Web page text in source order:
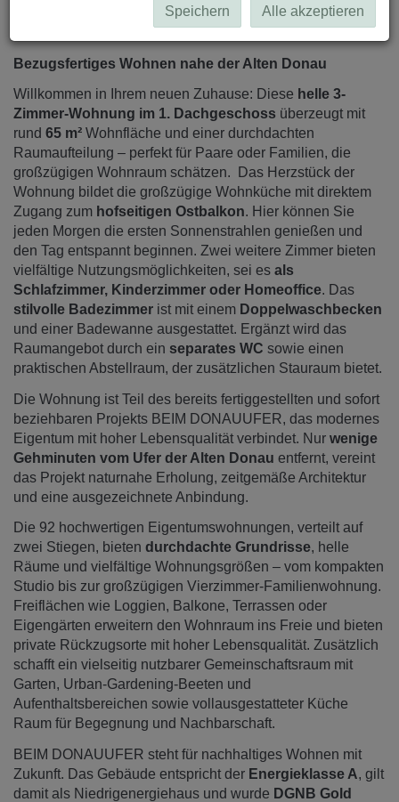
Beschreibung
Bezugsfertiges Wohnen nahe der Alten Donau
Willkommen in Ihrem neuen Zuhause: Diese helle 3-
Zimmer-Wohnung im 1. Dachgeschoss überzeugt mit
rund 65 m² Wohnfläche und einer durchdachten
Raumaufteilung – perfekt für Paare oder Familien, die
großzügigen Wohnraum schätzen. Das Herzstück der
Wohnung bildet die großzügige Wohnküche mit direktem
Zugang zum hofseitigen Ostbalkon. Hier können Sie
jeden Morgen die ersten Sonnenstrahlen genießen und
den Tag entspannt beginnen. Zwei weitere Zimmer bieten
vielfältige Nutzungsmöglichkeiten, sei es als
Schlafzimmer, Kinderzimmer oder Homeoffice. Das
stilvolle Badezimmer ist mit einem Doppelwaschbecken
und einer Badewanne ausgestattet. Ergänzt wird das
Raumangebot durch ein separates WC sowie einen
praktischen Abstellraum, der zusätzlichen Stauraum bietet.
Die Wohnung ist Teil des bereits fertiggestellten und sofort
beziehbaren Projekts BEIM DONAUUFER, das modernes
Eigentum mit hoher Lebensqualität verbindet. Nur wenige
Gehminuten vom Ufer der Alten Donau entfernt, vereint
das Projekt naturnahe Erholung, zeitgemäße Architektur
und eine ausgezeichnete Anbindung.
Die 92 hochwertigen Eigentumswohnungen, verteilt auf
zwei Stiegen, bieten durchdachte Grundrisse, helle
Räume und vielfältige Wohnungsgrößen – vom kompakten
Studio bis zur großzügigen Vierzimmer-Familienwohnung.
Freiflächen wie Loggien, Balkone, Terrassen oder
Eigengärten erweitern den Wohnraum ins Freie und bieten
private Rückzugsorte mit hoher Lebensqualität. Zusätzlich
schafft ein vielseitig nutzbarer Gemeinschaftsraum mit
Garten, Urban-Gardening-Beeten und
Aufenthaltsbereichen sowie vollausgestatteter Küche
Raum für Begegnung und Nachbarschaft.
BEIM DONAUUFER steht für nachhaltiges Wohnen mit
Zukunft. Das Gebäude entspricht der Energieklasse A, gilt
damit als Niedrigenergiehaus und wurde DGNB Gold
Speichern Alle akzeptieren